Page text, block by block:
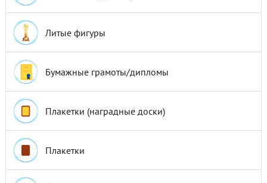
Литые фигуры
Бумажные грамоты/дипломы
Плакетки (наградные доски)
Плакетки